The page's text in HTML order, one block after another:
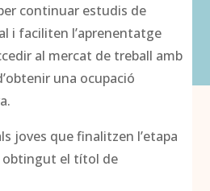
continuar estudis de
i faciliten l’aprenentatge
al mercat de treball amb
una ocupació
joves que finalitzen l’etapa
obtingut el títol de